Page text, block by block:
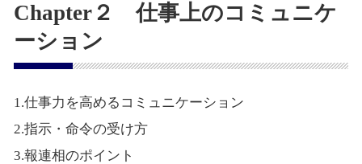
Chapter２ 仕事上のコミュニケ
ーション
1.仕事力を高めるコミュニケーション
2.指示・命令の受け方
3.報連相のポイント